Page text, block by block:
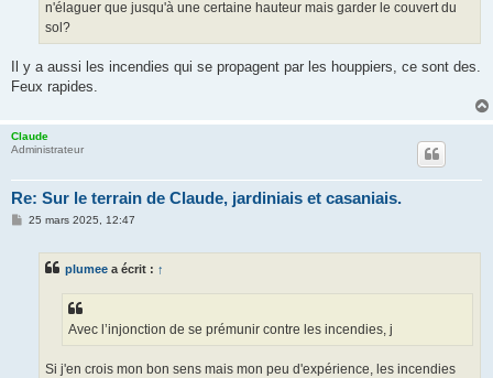
n'élaguer que jusqu'à une certaine hauteur mais garder le couvert du
sol?
Il y a aussi les incendies qui se propagent par les houppiers, ce sont des.
Feux rapides.
Claude
Administrateur
Re: Sur le terrain de Claude, jardiniais et casaniais.
M25 mars 2025, 12:47
plumee a écrit : ↑
Avec l’injonction de se prémunir contre les incendies, j
Si j'en crois mon bon sens mais mon peu d'expérience, les incendies